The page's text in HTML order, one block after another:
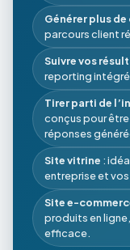
Générer plus
parcours client
Suivre vos
reporting
Tirer parti de
conçus pour être
réponses
Site vitrine :
entreprise et
Site e-
produits en
efficace.